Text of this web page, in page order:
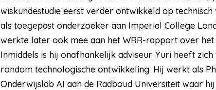
wiskundestudie eerst verder ontwikkeld op
als toegepast onderzoeker aan Imperial College
werkte later ook mee aan het WRR-rapport over
Inmiddels is hij onafhankelijk adviseur. Yuri heeft
rondom technologische ontwikkeling. Hij werkt als
Onderwijslab AI aan de Radboud Universiteit waar